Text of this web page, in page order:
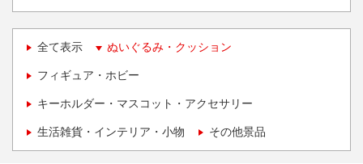
全て表示 ぬいぐるみ・クッション
フィギュア・ホビー
キーホルダー・マスコット・アクセサリー
生活雑貨・インテリア・小物 その他景品